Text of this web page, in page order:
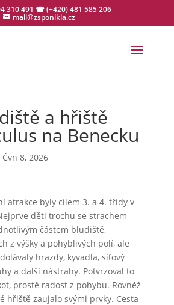
310 491 ☎ (+420) 481 585 206
mail@zsponikla.cz
a hřiště
na Benecku
Čvn 8, 2026
atrakce byly cílem 3. a 4. třídy v
děti trochu se strachem
částem bludiště,
z výšky a pohyblivých polí, ale
hrazdy, kyvadla, síťový
a další nástrahy. Potvrzoval to
prostě radost z pohybu. Rovněž
hřiště zaujalo svými prvky. Cesta